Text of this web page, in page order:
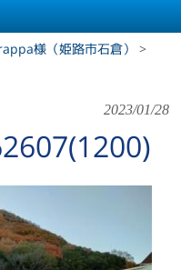
様（姫路市石倉）
>
2023/01/28